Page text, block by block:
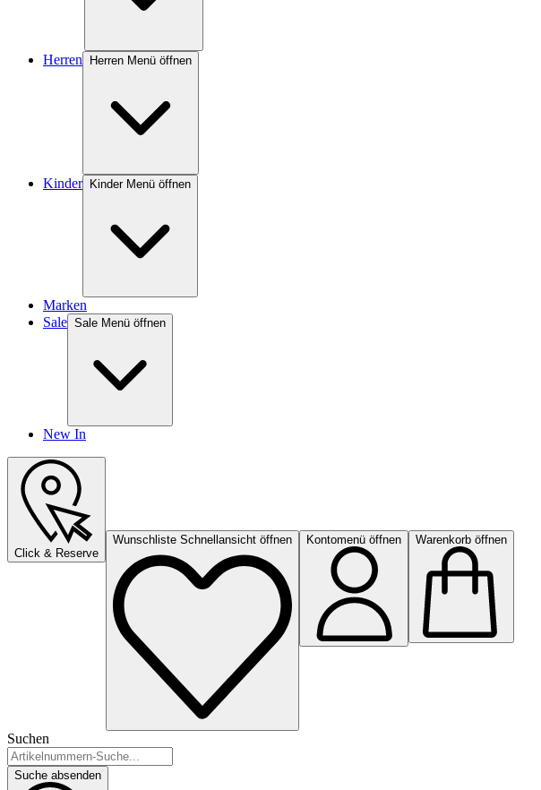
Herren Herren Menü öffnen
Kinder Kinder Menü öffnen
Marken
Sale Sale Menü öffnen
New In
Click & Reserve
Wunschliste Schnellansicht öffnen Kontomenü öffnen Warenkorb öffnen
Suchen
Suche absenden